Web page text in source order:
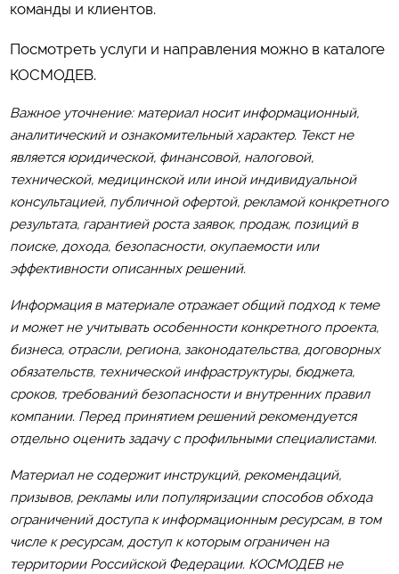
команды и клиентов.
Посмотреть услуги и направления можно в каталоге
КОСМОДЕВ.
Важное уточнение: материал носит информационный,
аналитический и ознакомительный характер. Текст не
является юридической, финансовой, налоговой,
технической, медицинской или иной индивидуальной
консультацией, публичной офертой, рекламой конкретного
результата, гарантией роста заявок, продаж, позиций в
поиске, дохода, безопасности, окупаемости или
эффективности описанных решений.
Информация в материале отражает общий подход к теме
и может не учитывать особенности конкретного проекта,
бизнеса, отрасли, региона, законодательства, договорных
обязательств, технической инфраструктуры, бюджета,
сроков, требований безопасности и внутренних правил
компании. Перед принятием решений рекомендуется
отдельно оценить задачу с профильными специалистами.
Материал не содержит инструкций, рекомендаций,
призывов, рекламы или популяризации способов обхода
ограничений доступа к информационным ресурсам, в том
числе к ресурсам, доступ к которым ограничен на
территории Российской Федерации. КОСМОДЕВ не